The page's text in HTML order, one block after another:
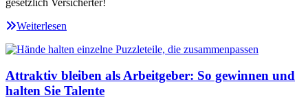
Weiterlesen
Attraktiv bleiben als Arbeitgeber: So gewinnen und
halten Sie Talente